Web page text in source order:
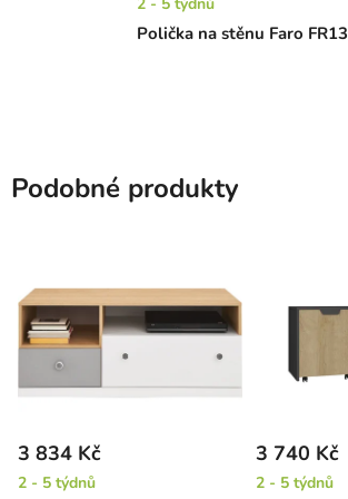
Polička na stěnu Faro FR13
Podobné produkty
3 834 Kč
2 - 5 týdnů
3 740 Kč
2 - 5 týdnů